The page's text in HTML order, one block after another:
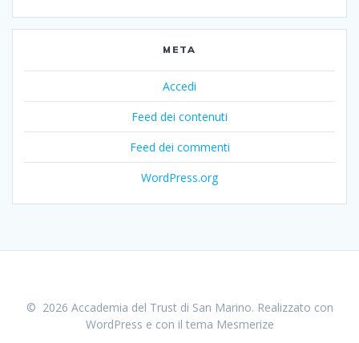
META
Accedi
Feed dei contenuti
Feed dei commenti
WordPress.org
© 2026 Accademia del Trust di San Marino. Realizzato con
WordPress e con il tema Mesmerize